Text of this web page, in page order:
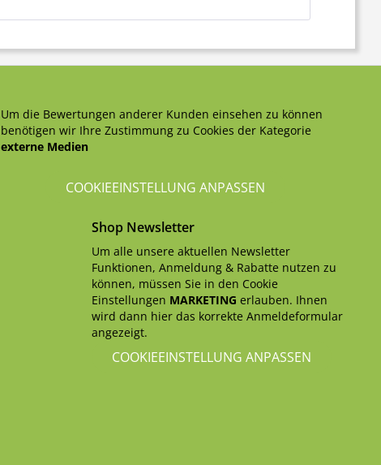
Um die Bewertungen anderer Kunden einsehen zu können
benötigen wir Ihre Zustimmung zu Cookies der Kategorie
externe Medien
COOKIEEINSTELLUNG ANPASSEN
Shop Newsletter
Um alle unsere aktuellen Newsletter
Funktionen, Anmeldung & Rabatte nutzen zu
können, müssen Sie in den Cookie
Einstellungen MARKETING erlauben. Ihnen
wird dann hier das korrekte Anmeldeformular
angezeigt.
COOKIEEINSTELLUNG ANPASSEN